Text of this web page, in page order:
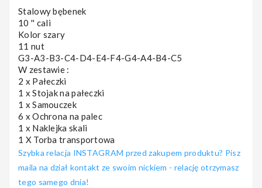
Nagłośnienie
Akcesoria
Kursy/Szkolenia
Stalowy bębenek
10 '' cali
Kolor szary
11 nut
G3-A3-B3-C4-D4-E4-F4-G4-A4-B4-C5
W zestawie :
2 x Pałeczki
1 x Stojak na pałeczki
1 x Samouczek
6 x Ochrona na palec
1 x Naklejka skali
1 X Torba transportowa
Szybka relacja INSTAGRAM przed zakupem produktu? Pisz
maila na dział kontakt ze swoim nickiem - relację otrzymasz
tego samego dnia!